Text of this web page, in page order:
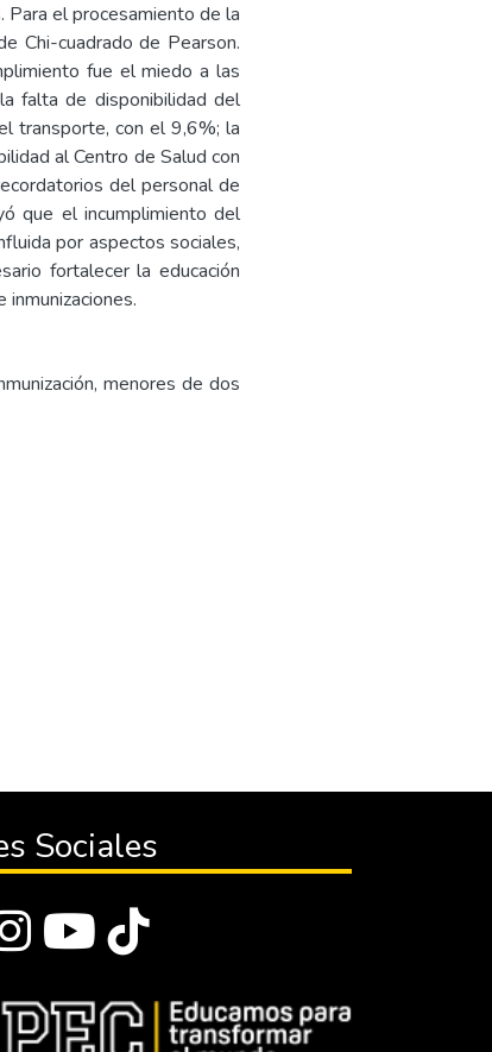
Para el procesamiento de la
Chi-cuadrado de Pearson.
fue el miedo a las
falta de disponibilidad del
transporte, con el 9,6%; la
al Centro de Salud con
del personal de
que el incumplimiento del
por aspectos sociales,
fortalecer la educación
menores de dos
Sociales